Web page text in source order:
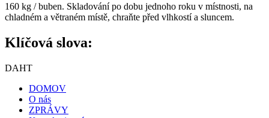
160 kg / buben. Skladování po dobu jednoho roku v místnosti, na
chladném a větraném místě, chraňte před vlhkostí a sluncem.
Klíčová slova:
DAHT
DOMOV
O nás
ZPRÁVY